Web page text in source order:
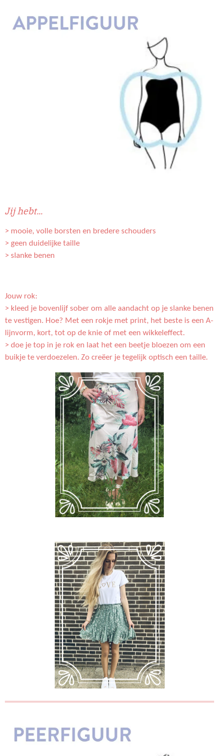
Jij hebt...
> mooie, volle borsten en bredere schouders
> geen duidelijke taille
> slanke benen
Jouw rok:
> kleed je bovenlijf sober om alle aandacht op je slanke benen
te vestigen. Hoe? Met een rokje met print, het beste is een A-
lijnvorm, kort, tot op de knie of met een wikkeleffect.
> doe je top in je rok en laat het een beetje bloezen om een
buikje te verdoezelen. Zo creëer je tegelijk optisch een taille.